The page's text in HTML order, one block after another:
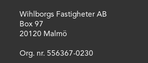
Wihlborgs Fastigheter AB
Box 97
20120 Malmö
Org. nr. 556367-0230